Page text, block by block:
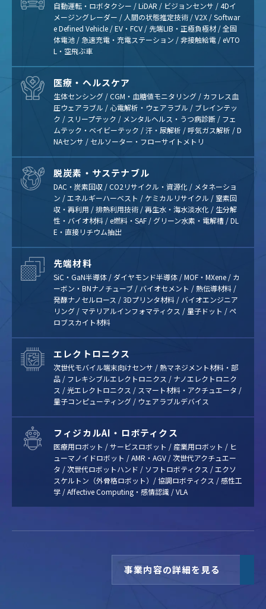
自動運転・ロボタクシー / LiDAR / ビジョンセンサ / 4Dイ
メージングレーダー / 人間の状態推定技術 / V2X / Softwar
e Defined Vehicle / EV・FCV / 先端LIB・正極負極材 / 全固
体電池 / 急速充電・充電ステーション / 非接触給電 / eVTO
L・空飛ぶ車
医療・ヘルスケア
生体センシング / CGM・血糖値モニタリング / カフレス血
圧ウェアラブル / 心電解析・ウェアラブル / ブレインテッ
ク / スリープテック / メンタルヘルス・うつ病診断 / フェ
ムテック・ベイビーテック / 汗・尿解析 / 呼気ガス解析 / D
NAセンサ / セルソーター・フローサイトメトリ
脱炭素・サステナブル
DAC・炭素回収 / CO2リサイクル・資源化 / メタネーショ
ン / エネルギーハーベスト / ケミカルリサイクル / 窒素回
収・再利用 / 排熱利用技術 / 再生水・海水淡水化 / 生分解
性・バイオ材料 / e燃料・SAF / グリーン水素・電解槽 / DL
E・直接リチウム抽出
先端材料
SiC・GaN半導体 / ダイヤモンド半導体 / MOF・MXene / カ
ーボン・BNナノチューブ / バイオセメント / 熱伝導材料 /
発酵ナノセルロース / 3Dプリンタ材料 / バイオエンジニア
リング / マテリアルインフォマティクス / 量子ドット / ペ
ロブスカイト材料
エレクトロニクス
次世代モバイル端末向けセンサ / 熱マネジメント材料・部
品 / フレキシブルエレクトロニクス / ナノエレクトロニク
ス / 光エレクトロニクス / スマート材料・アクチュエータ /
量子コンピューティング / ウェアラブルデバイス
フィジカルAI・ロボティクス
医療用ロボット / サービスロボット / 産業用ロボット / ヒ
ューマノイドロボット / AMR・AGV / 次世代アクチュエー
タ / 次世代ロボットハンド / ソフトロボティクス / エクソ
スケルトン（外骨格ロボット）/ 協調ロボティクス / 感性工
学 / Affective Computing・感情認識 / VLA
事業内容の詳細を見る